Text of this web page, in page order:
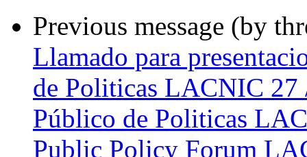
Previous message (by
Llamado para
de Politicas LACNIC 27
Público de Politicas
Public Policy Forum